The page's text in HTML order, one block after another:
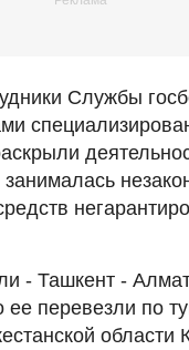
Службы
занималась
- Ташкент -
ее перевезли по
области